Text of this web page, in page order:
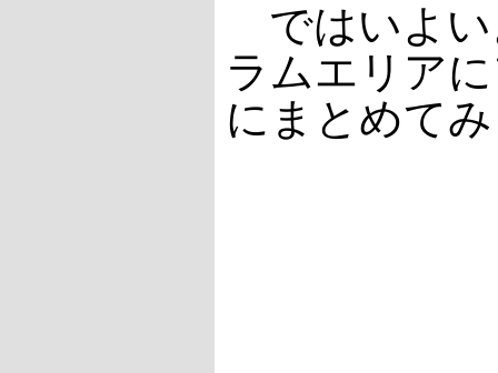
ではいよい
ラムエリア
にまとめて